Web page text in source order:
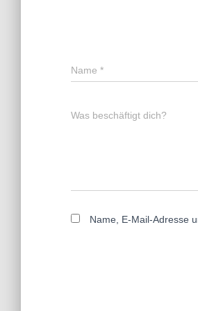
Name *
Was beschäftigt dich?
Name, E-Mail-Adresse